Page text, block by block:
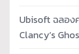
Ubisoft ฉลอง
Clancy’s